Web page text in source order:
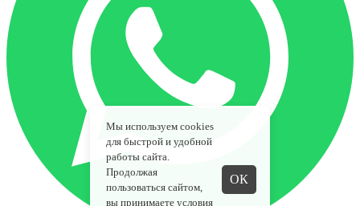
Мы используем cookies
для быстрой и удобной
работы сайта.
Продолжая
пользоваться сайтом,
вы принимаете условия
ОК